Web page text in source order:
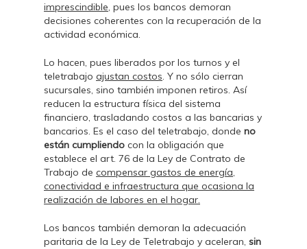
imprescindible, pues los bancos demoran
decisiones coherentes con la recuperación de la
actividad económica.
Lo hacen, pues liberados por los turnos y el
teletrabajo ajustan costos. Y no sólo cierran
sucursales, sino también imponen retiros. Así
reducen la estructura física del sistema
financiero, trasladando costos a las bancarias y
bancarios. Es el caso del teletrabajo, donde no
están cumpliendo con la obligación que
establece el art. 76 de la Ley de Contrato de
Trabajo de compensar gastos de energía,
conectividad e infraestructura que ocasiona la
realización de labores en el hogar.
Los bancos también demoran la adecuación
paritaria de la Ley de Teletrabajo y aceleran, sin